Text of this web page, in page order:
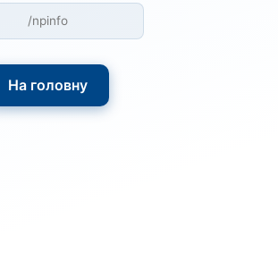
/npinfo
На головну